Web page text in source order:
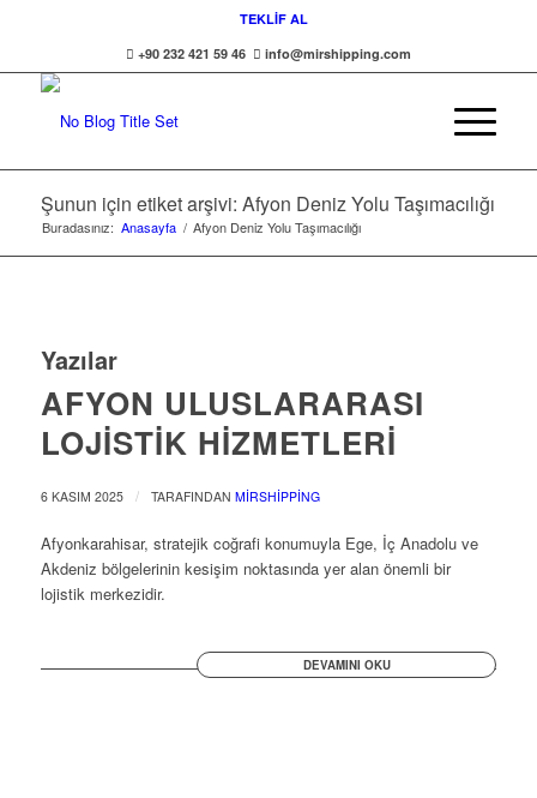
TEKLİF AL
+90 232 421 59 46
info@mirshipping.com
Şunun için etiket arşivi: Afyon Deniz Yolu Taşımacılığı
Buradasınız: Anasayfa / Afyon Deniz Yolu Taşımacılığı
Yazılar
AFYON ULUSLARARASI
LOJISTIK HIZMETLERI
6 KASIM 2025 / TARAFINDAN MIRSHIPPING
Afyonkarahisar, stratejik coğrafi konumuyla Ege, İç Anadolu ve
Akdeniz bölgelerinin kesişim noktasında yer alan önemli bir
lojistik merkezidir.
DEVAMINI OKU